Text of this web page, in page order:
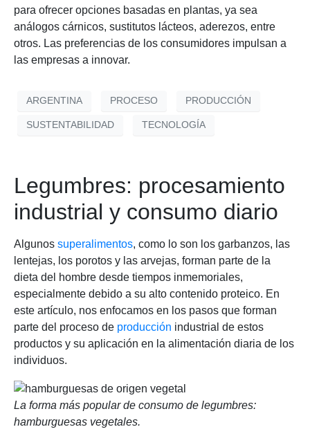
para ofrecer opciones basadas en plantas, ya sea
análogos cárnicos, sustitutos lácteos, aderezos, entre
otros. Las preferencias de los consumidores impulsan a
las empresas a innovar.
ARGENTINA PROCESO PRODUCCIÓN
SUSTENTABILIDAD TECNOLOGÍA
Legumbres: procesamiento
industrial y consumo diario
Algunos superalimentos, como lo son los garbanzos, las
lentejas, los porotos y las arvejas, forman parte de la
dieta del hombre desde tiempos inmemoriales,
especialmente debido a su alto contenido proteico. En
este artículo, nos enfocamos en los pasos que forman
parte del proceso de producción industrial de estos
productos y su aplicación en la alimentación diaria de los
individuos.
La forma más popular de consumo de legumbres:
hamburguesas vegetales.